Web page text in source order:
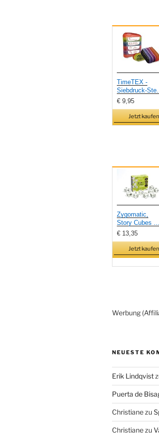
TimeTEX -
Siebdruck-
€ 9,95
Jetzt
Zygomatic,
Story Cubes ...
€ 13,35
Jetzt
Werbung
NEUESTE
Erik Lindqvist
Puerta de
Christianezu
Christianezu